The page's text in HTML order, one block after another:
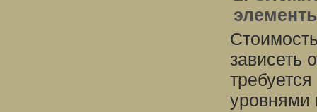
зависеть
уровнями